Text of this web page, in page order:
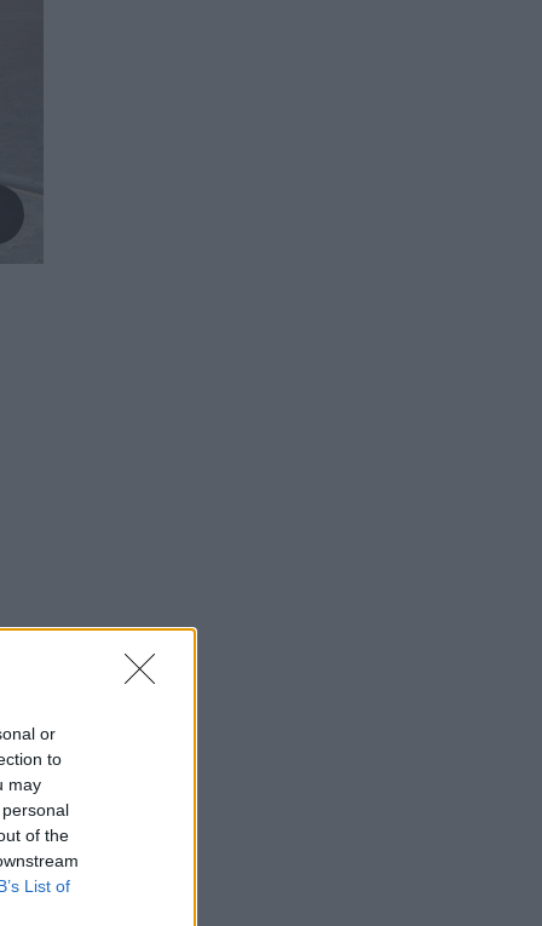
or
to
may
of the
List of